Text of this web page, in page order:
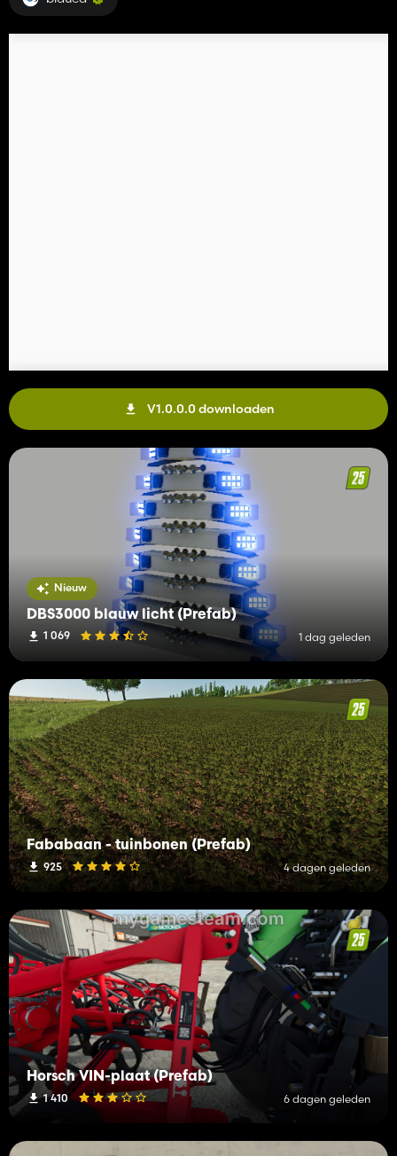
V1.0.0.0 downloaden
Nieuw
DBS3000 blauw licht (Prefab)
1 069 1 dag geleden
Fababaan - tuinbonen (Prefab)
925 4 dagen geleden
Horsch VIN-plaat (Prefab)
1 410 6 dagen geleden